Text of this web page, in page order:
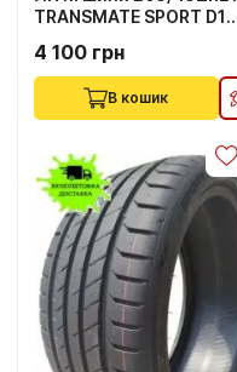
TRANSMATE SPORT D1
4 100 грн
В кошик